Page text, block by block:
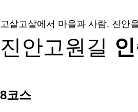
고샅고샅에서 마을과 사람, 진안
진안고원길
8코스